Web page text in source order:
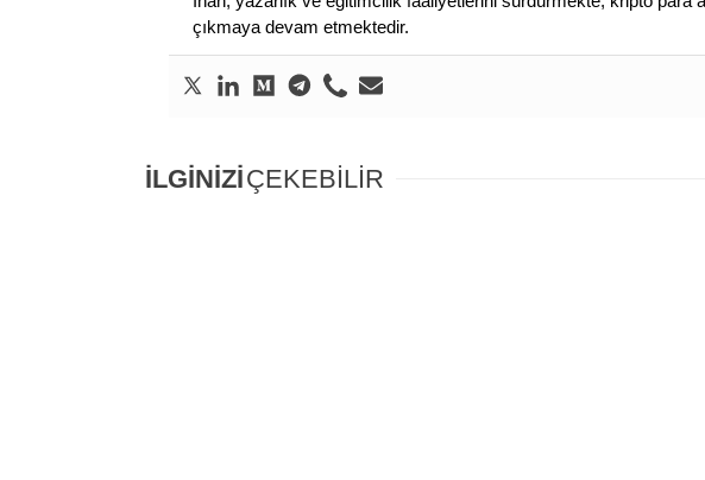
çıkmaya devam etmektedir.
İLGİNİZİÇEKEBİLİR